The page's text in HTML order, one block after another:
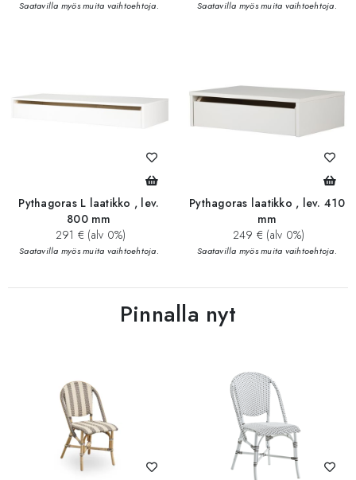
Saatavilla myös muita vaihtoehtoja. Saatavilla myös muita vaihtoehtoja.
Pythagoras L laatikko , lev.
800 mm
291 € (alv 0%)
Saatavilla myös muita vaihtoehtoja.
Pythagoras laatikko , lev. 410
mm
249 € (alv 0%)
Saatavilla myös muita vaihtoehtoja.
Pinnalla nyt